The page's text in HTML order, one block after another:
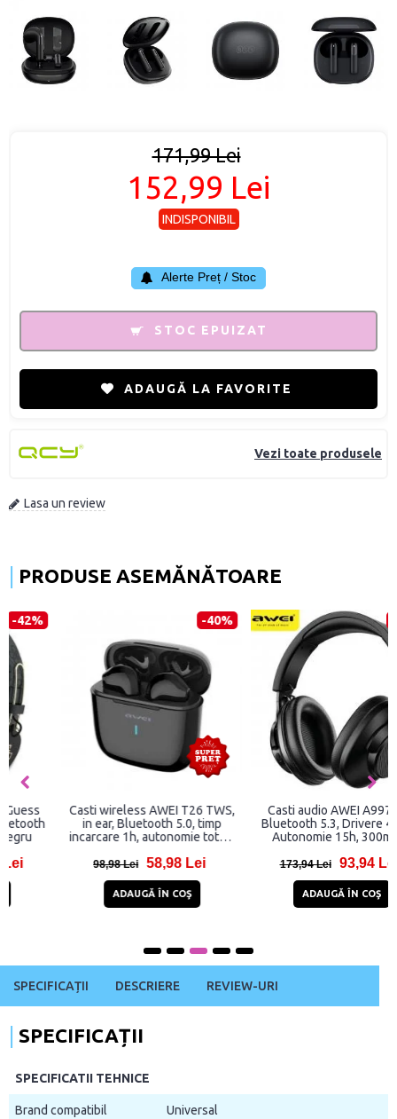
Vezi toate produsele
Lasa un review
171,99 Lei
152,99 Lei
INDISPONIBIL
Alerte Preț / Stoc
STOC EPUIZAT
ADAUGĂ LA FAVORITE
PRODUSE ASEMĂNĂTOARE
Casti wireless AWEI T26 TWS,
in ear, Bluetooth 5.0, timp
incarcare 1h, autonomie totala
58,98 Lei
ADAUGĂ ÎN COŞ
-46%
Casti audio AWEI A997 Pro,
Bluetooth 5.3, Drivere 40mm,
Autonomie 15h, 300mAh,
173,94 Lei 93,94 Lei
ADAUGĂ ÎN COŞ
SPECIFICAȚII DESCRIERE REVIEW-URI
SPECIFICAȚII
SPECIFICATII TEHNICE
Brand compatibil Universal